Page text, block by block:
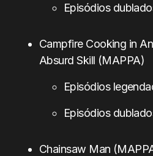
Episódios
Campfire Cooking in
Absurd Skill (MAPPA)
Episódios
Episódios
Chainsaw Man